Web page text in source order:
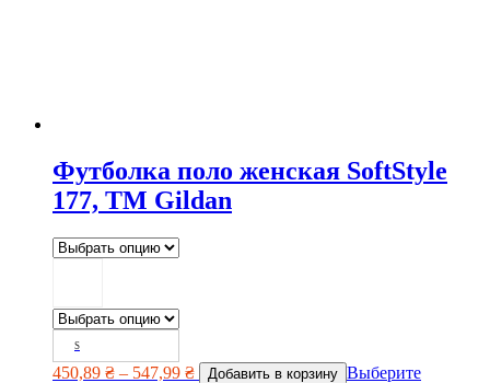
Футболка поло женская SoftStyle
177, TM Gildan
S
450,89 ₴ – 547,99 ₴ Добавить в корзину Выберите